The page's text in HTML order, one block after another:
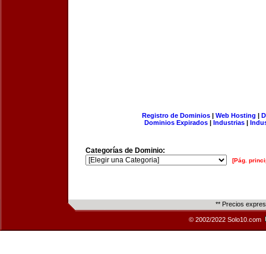
Registro de Dominios| Web Hosting |
Dominios Expirados | Industrias |
Categorías de Dominio:
[Pág.
** Precios
© 2002/2022 Solo10.com